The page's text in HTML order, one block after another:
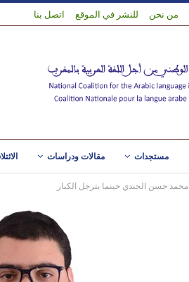
من نحن للنشر في الموقع اتصل بنا
مستجدات مقالات ودراسات
محمد حسن الجندي حينما يترجل الكبار